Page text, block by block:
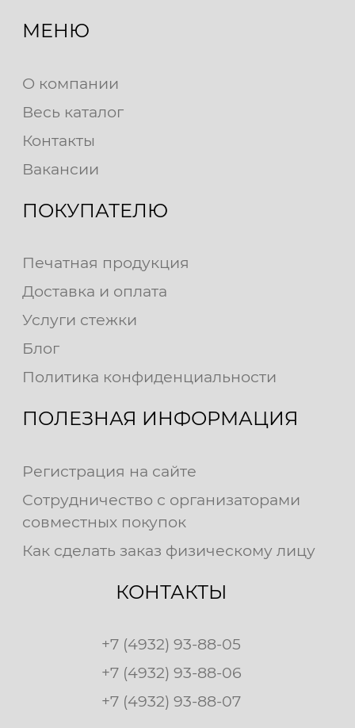
МЕНЮ
О компании
Весь каталог
Контакты
Вакансии
ПОКУПАТЕЛЮ
Печатная продукция
Доставка и оплата
Услуги стежки
Блог
Политика конфиденциальности
ПОЛЕЗНАЯ ИНФОРМАЦИЯ
Регистрация на сайте
Сотрудничество с организаторами
совместных покупок
Как сделать заказ физическому лицу
КОНТАКТЫ
+7 (4932) 93-88-05
+7 (4932) 93-88-06
+7 (4932) 93-88-07